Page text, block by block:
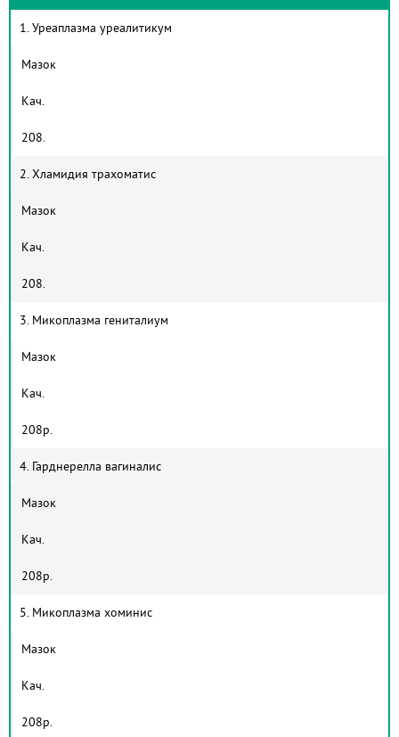
1. Уреаплазма уреалитикум
Мазок
Кач.
208.
2. Хламидия трахоматис
Мазок
Кач.
208.
3. Микоплазма гениталиум
Мазок
Кач.
208р.
4. Гарднерелла вагиналис
Мазок
Кач.
208р.
5. Микоплазма хоминис
Мазок
Кач.
208р.